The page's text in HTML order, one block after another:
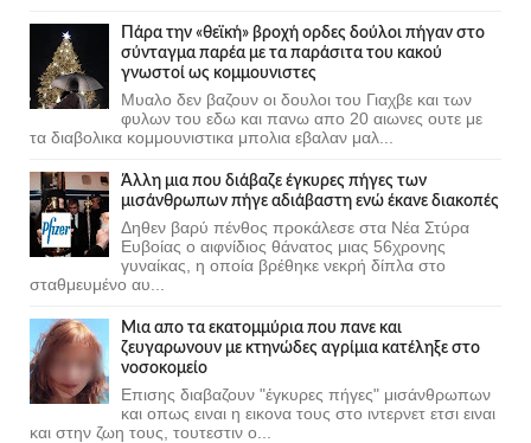
Πάρα την «θεϊκή» βροχή ορδες δούλοι πήγαν στο
σύνταγμα παρέα με τα παράσιτα του κακού
γνωστοί ως κομμουνιστες
Μυαλο δεν βαζουν οι δουλοι του Γιαχβε και των
φυλων του εδω και πανω απο 20 αιωνες ουτε με
τα διαβολικα κομμουνιστικα μπολια εβαλαν μαλ...
Άλλη μια που διάβαζε έγκυρες πήγες των
μισάνθρωπων πήγε αδιάβαστη ενώ έκανε διακοπές
Δηθεν βαρύ πένθος προκάλεσε στα Νέα Στύρα
Ευβοίας ο αιφνίδιος θάνατος μιας 56χρονης
γυναίκας, η οποία βρέθηκε νεκρή δίπλα στο
σταθμευμένο αυ...
Μια απο τα εκατομμύρια που πανε και
ζευγαρωνουν με κτηνώδες αγρίμια κατέληξε στο
νοσοκομείο
Επισης διαβαζουν "έγκυρες πήγες" μισάνθρωπων
και οπως ειναι η εικονα τους στο ιντερνετ ετσι ειναι
και στην ζωη τους, τουτεστιν ο...